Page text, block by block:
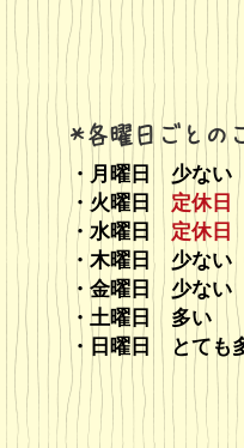
*各曜日ごとの
・月曜日 少ない
・火曜日 定休日
・水曜日 定休日
・木曜日 少ない
・金曜日 少ない
・土曜日 多い
・日曜日 とても